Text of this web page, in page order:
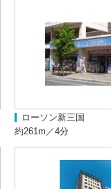
ローソン新三国
約261m／4分